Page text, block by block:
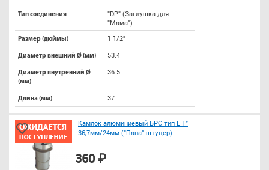
Тип соединения
"DP" (Заглушка для
"Мама")
Размер (дюймы) 1 1/2"
Диаметр внешний Ø (мм) 53.4
Диаметр внутренний Ø
(мм)
36.5
Длина (мм) 37
Камлок алюминиевый БРС тип E 1"
36,7мм/24мм ("Папа" штуцер)
360 ₽